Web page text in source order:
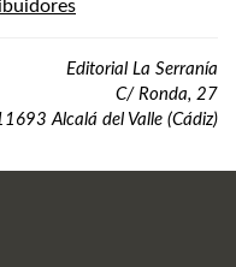
Editorial La Serranía
C/ Ronda, 27
Alcalá del Valle (Cádiz)